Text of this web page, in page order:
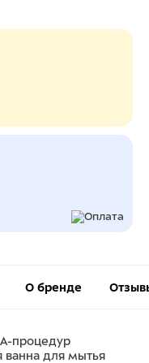
О бренде
процедур
ванна для мытья